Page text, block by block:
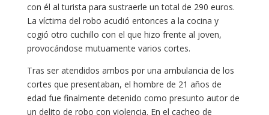
con él al turista para sustraerle un total de 290 euros.
La víctima del robo acudió entonces a la cocina y
cogió otro cuchillo con el que hizo frente al joven,
provocándose mutuamente varios cortes.
Tras ser atendidos ambos por una ambulancia de los
cortes que presentaban, el hombre de 21 años de
edad fue finalmente detenido como presunto autor de
un delito de robo con violencia. En el cacheo de